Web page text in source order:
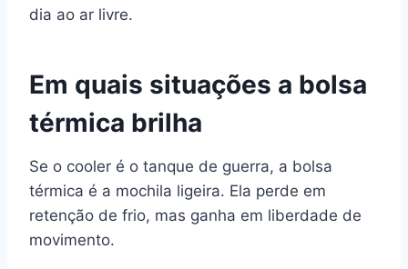
dia ao ar livre.
Em quais situações a bolsa
térmica brilha
Se o cooler é o tanque de guerra, a bolsa
térmica é a mochila ligeira. Ela perde em
retenção de frio, mas ganha em liberdade de
movimento.